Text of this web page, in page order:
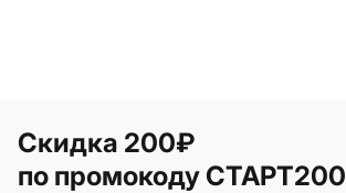
Скидка 200₽
по промокоду СТАРТ200